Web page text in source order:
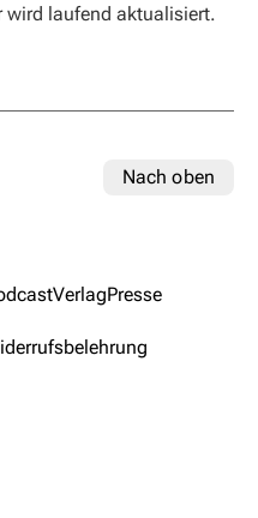
wird laufend aktualisiert.
Nach oben
VerlagPresse